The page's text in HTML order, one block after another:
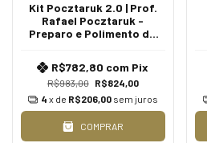
Kit Pocztaruk 2.0 | Prof.
Rafael Pocztaruk -
Preparo e Polimento do
Contra Ângulo
R$983,00 R$824,00
R$782,80 com Pix
4 x de R$206,00 sem juros
COMPRAR